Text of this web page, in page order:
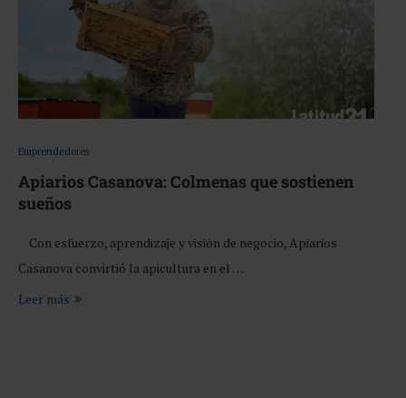
Emprendedores
Apiarios Casanova: Colmenas que sostienen
sueños
Con esfuerzo, aprendizaje y visión de negocio, Apiarios
Casanova convirtió la apicultura en el …
Leer más